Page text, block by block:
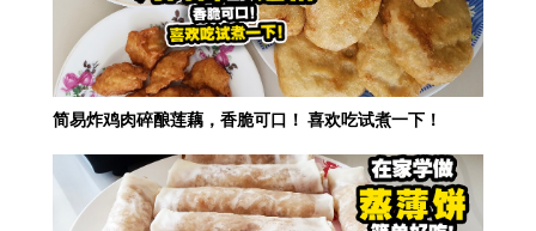
简易炸鸡肉碎酿莲藕，香脆可口！ 喜欢吃试煮一下！